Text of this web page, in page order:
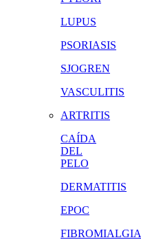
LUPUS
PSORIASIS
SJOGREN
VASCULITIS
ARTRITIS
CAÍDA
DEL
PELO
DERMATITIS
EPOC
FIBROMIALGIA